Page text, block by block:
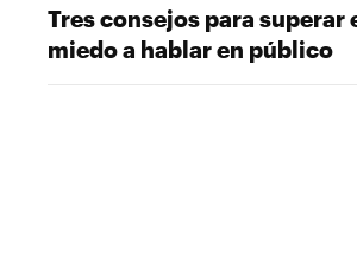
Tres consejos para superar
miedo a hablar en público